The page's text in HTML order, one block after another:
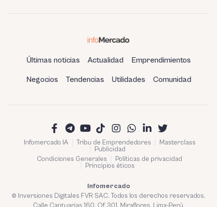
Últimas noticias Actualidad Emprendimientos
Negocios Tendencias Utilidades Comunidad
Infomercado IA Tribu de Emprendedores
Masterclass
Publicidad
Condiciones Generales
Políticas de privacidad
Principios éticos
Infomercado
© Inversiones Digitales FVR SAC. Todos los derechos reservados.